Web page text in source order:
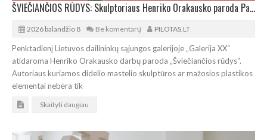
ŠVIEČIANČIOS RŪDYS: Skulptoriaus Henriko Orakausko paroda Panevėžyje
2026 balandžio 8 Be komentarų PILOTAS.LT
Penktadienį Lietuvos dailininkų sąjungos galerijoje „Galerija XX“
atidaroma Henriko Orakausko darbų paroda „Šviečiančios rūdys“.
Autoriaus kuriamos didelio mastelio skulptūros ar mažosios plastikos
elementai nebėra tik
Skaityti daugiau